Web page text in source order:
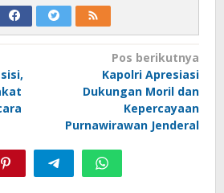
Pos berikutnya
Kapolri Apresiasi
Dukungan Moril dan
Kepercayaan
Purnawirawan Jenderal